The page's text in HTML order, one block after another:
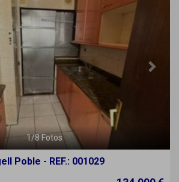
1/8 Fotos
Poble - REF.: 001029